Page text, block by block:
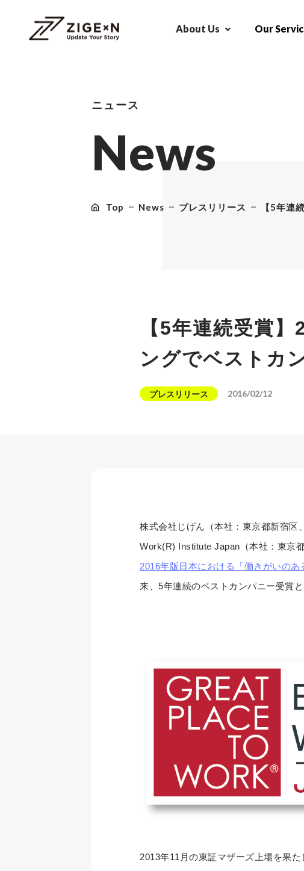
About Us Our
ニュース
News
Top News プレスリリース 【5年連
【5年連続受賞
ングでベストカ
プレスリリース 2016/02/12
株式会社じげん（本社：東京都新宿区
Work(R) Institute Japan（本社：東京
2016年版日本における「働きがいのあ
来、5年連続のベストカンパニー受賞
2013年11月の東証マザーズ上場を果